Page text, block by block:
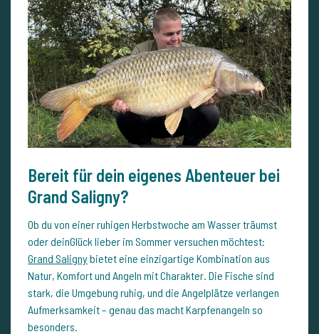
Bereit für dein eigenes Abenteuer bei
Grand Saligny?
Ob du von einer ruhigen Herbstwoche am Wasser träumst
oder deinGlück lieber im Sommer versuchen möchtest:
Grand Salignybietet eine einzigartige Kombination aus
Natur, Komfort und Angeln mit Charakter. Die Fische sind
stark, die Umgebung ruhig, und die Angelplätze verlangen
Aufmerksamkeit – genau das macht Karpfenangeln so
besonders.